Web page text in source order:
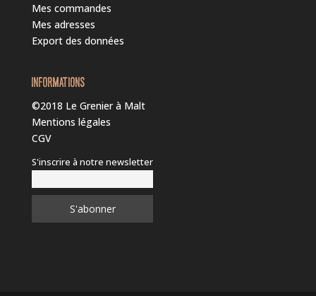
Mes commandes
Mes adresses
Export des données
INFORMATIONS
©2018 Le Grenier à Malt
Mentions légales
CGV
S'inscrire à notre newsletter